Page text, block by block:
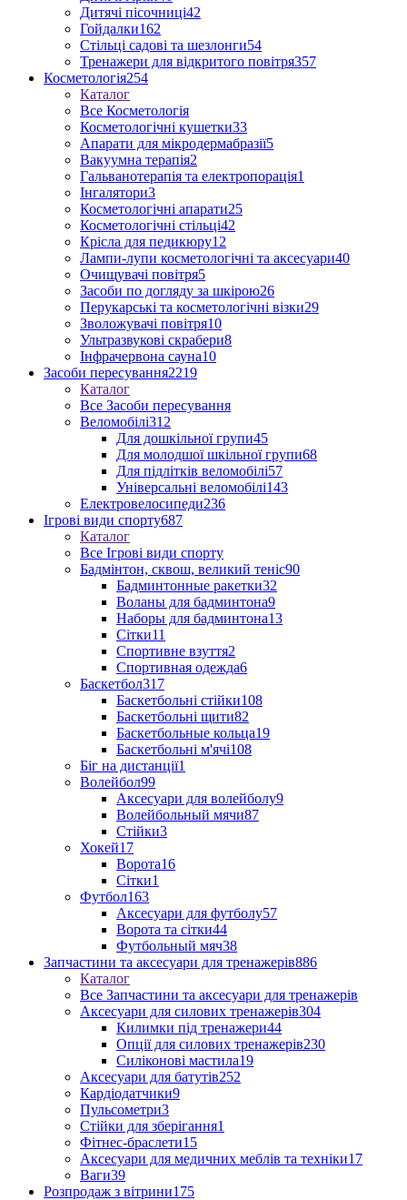
Дитячі пісочниці42
Гойдалки162
Стільці садові та шезлонги54
Тренажери для відкритого повітря357
Косметологія254
Каталог
Все Косметологія
Косметологічні кушетки33
Апарати для мікродермабразії5
Вакуумна терапія2
Гальванотерапія та електропорація1
Інгалятори3
Косметологічні апарати25
Косметологічні стільці42
Крісла для педикюру12
Лампи-лупи косметологічні та аксесуари40
Очищувачі повітря5
Засоби по догляду за шкірою26
Перукарські та косметологічні візки29
Зволожувачі повітря10
Ультразвукові скрабери8
Інфрачервона сауна10
Засоби пересування2219
Каталог
Все Засоби пересування
Веломобілі312
Для дошкільної групи45
Для молодшої шкільної групи68
Для підлітків веломобілі57
Універсальні веломобілі143
Електровелосипеди236
Ігрові види спорту687
Каталог
Все Ігрові види спорту
Бадмінтон, сквош, великий теніс90
Бадминтонные ракетки32
Воланы для бадминтона9
Наборы для бадминтона13
Сітки11
Спортивне взуття2
Спортивная одежда6
Баскетбол317
Баскетбольні стійки108
Баскетбольні щити82
Баскетбольные кольца19
Баскетбольні м'ячі108
Біг на дистанції1
Волейбол99
Аксесуари для волейболу9
Волейбольный мячи87
Стійки3
Хокей17
Ворота16
Сітки1
Футбол163
Аксесуари для футболу57
Ворота та сітки44
Футбольный мяч38
Запчастини та аксесуари для тренажерів886
Каталог
Все Запчастини та аксесуари для тренажерів
Аксесуари для силових тренажерів304
Килимки під тренажери44
Опції для силових тренажерів230
Силіконові мастила19
Аксесуари для батутів252
Кардіодатчики9
Пульсометри3
Стійки для зберігання1
Фітнес-браслети15
Аксесуари для медичних меблів та техніки17
Ваги39
Розпродаж з вітрини175